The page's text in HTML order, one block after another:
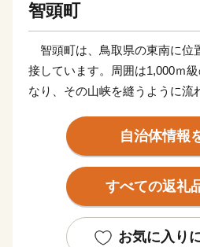
智頭町
智頭町は、鳥取県の東南に位
接しています。周囲は1,000ｍ
なり、その山峡を縫うように流
を経て、あの鳥取砂丘の砂を
まちの総面積の９割以上が山林
見渡すかぎりの緑が一面に広が
ヨシノ、シャクナゲ、ドウダン
ちを彩る植物や、美しい自然に
自治体情報
すべての返礼
お気に入り